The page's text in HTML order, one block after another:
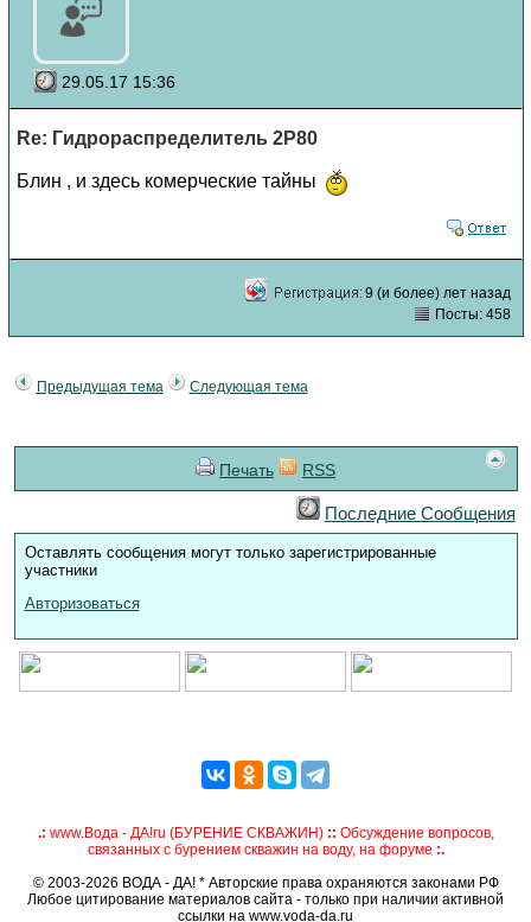
29.05.17 15:36
Re: Гидрораспределитель 2Р80
Блин , и здесь комерческие тайны
9 (и более) лет назад
Посты: 458
Предыдущая тема Следующая тема
Печать RSS
Последние Сообщения
Оставлять сообщения могут только зарегистрированные
участники
Авторизоваться
.: www.Вода - ДА!ru (БУРЕНИЕ СКВАЖИН) :: Обсуждение вопросов,
связанных с бурением скважин на воду, на форуме :.
© 2003-2026 ВОДА - ДА! * Авторские права охраняются законами РФ
Любое цитирование материалов сайта - только при наличии активной
ссылки на www.voda-da.ru